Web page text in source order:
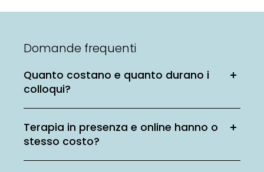
Domande frequenti
Quanto costano e quanto durano i
colloqui?
Terapia in presenza e online hanno o
stesso costo?